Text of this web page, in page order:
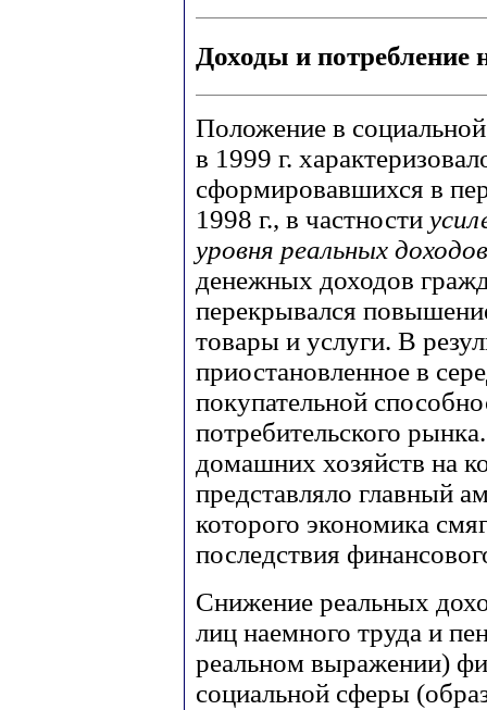
Доходы и потребление
Положение в
в 1999 г.
сформировавшихся в
1998 г., в частности
уровня реальных
денежных доходов
перекрывался
товары и услуги. В
приостановленное в
покупательной
потребительского
домашних хозяйств на
представляло главный
которого экономика
последствия
Снижение реальных
лиц наемного труда и
реальном выражении)
социальной сферы